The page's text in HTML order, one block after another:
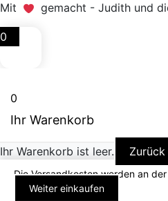
Mit
gemacht - Judith und
0
0
Ihr Warenkorb
Ihr Warenkorb ist leer.
Die Versandkosten werden an
Weiter einkaufen